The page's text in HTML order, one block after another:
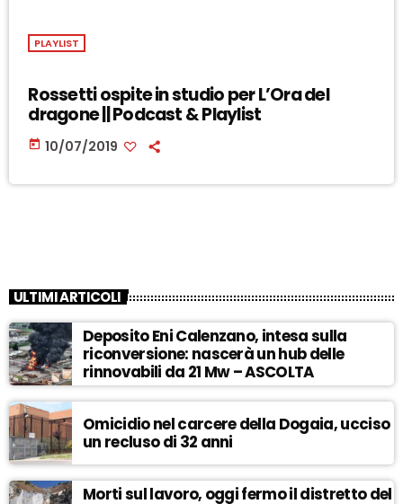
PLAYLIST
Rossetti ospite in studio per L’Ora del
dragone || Podcast & Playlist
today 10/07/2019
ULTIMI ARTICOLI
Deposito Eni Calenzano, intesa sulla
riconversione: nascerà un hub delle
rinnovabili da 21 Mw – ASCOLTA
Omicidio nel carcere della Dogaia, ucciso
un recluso di 32 anni
Morti sul lavoro, oggi fermo il distretto del